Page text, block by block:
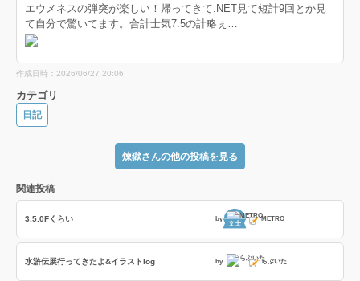
エウメネスの弾突が楽しい！帰ってきて.NET見て短計9回とか見
て自分で驚いてます。合計士気7.5の計略ぇ…
作成日時：2026/06/27 20:06
カテゴリ
日記
煉獄さんの他の投稿を見る
関連投稿
3.5.0Fくらい by
文士
METRO
水滸伝展行ってきたよ&イラストlog by らぶいた